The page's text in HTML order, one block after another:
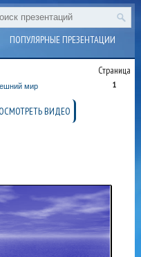
ПОПУЛЯРНЫЕ ПРЕЗЕНТАЦИИ
Страница
1
мир
ВИДЕО